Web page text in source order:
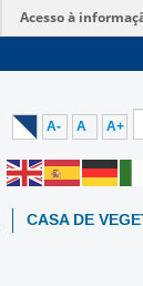
Acesso à
A- A A+
CASA DE